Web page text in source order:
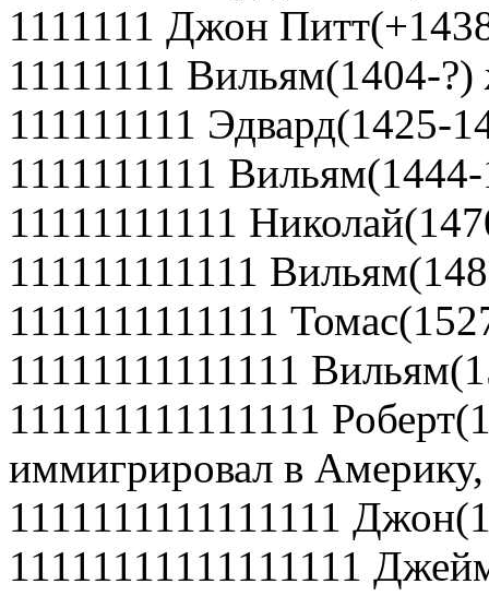
1111111 Джон
11111111 Вильям(1404-
111111111 Эдвард(1425-
1111111111
11111111111
111111111111
1111111111111
11111111111111
111111111111111
иммигрировал в
1111111111111111
11111111111111111